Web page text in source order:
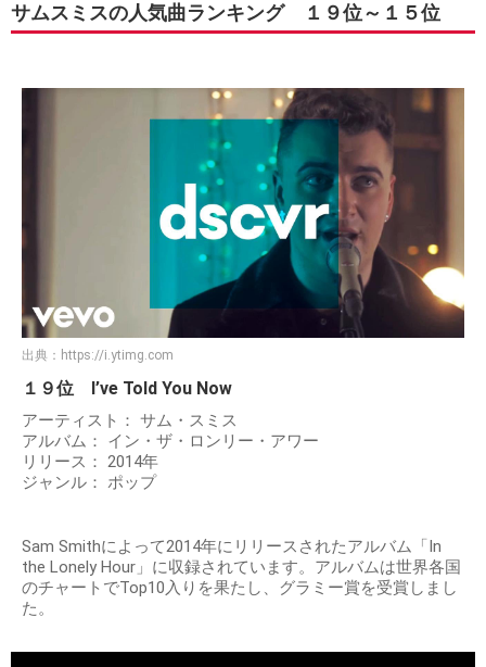
サムスミスの人気曲ランキング １９位～１５位
出典： https://i.ytimg.com
１９位 I’ve Told You Now
アーティスト： サム・スミス
アルバム： イン・ザ・ロンリー・アワー
リリース： 2014年
ジャンル： ポップ
Sam Smithによって2014年にリリースされたアルバム「In
the Lonely Hour」に収録されています。アルバムは世界各国
のチャートでTop10入りを果たし、グラミー賞を受賞しまし
た。